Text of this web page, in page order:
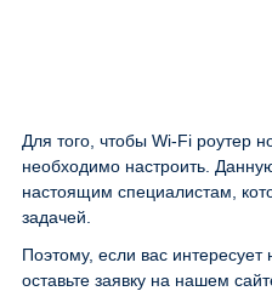
Для того, чтобы Wi-Fi роутер
необходимо настроить.
настоящим специалистам,
задачей.
Поэтому, если вас интересует
оставьте заявку на нашем